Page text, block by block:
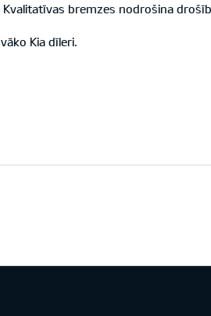
bremzes nodrošina
Kia dīleri.